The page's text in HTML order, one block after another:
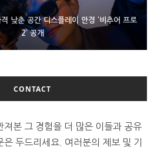
낮춘 공간 디스플레이 안경 ‘비추어 프로
2’ 공개
어치 아이폰18 프로세서 패키징 대기 중
반지형 스피커 준비하는 오픈AI
CONTACT
져본 그 경험을 더 많은 이들과 공유
두드리세요. 여러분의 제보 및 기